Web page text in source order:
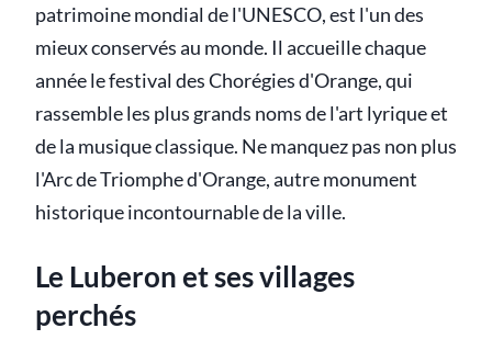
patrimoine mondial de l'UNESCO, est l'un des
mieux conservés au monde. Il accueille chaque
année le festival des Chorégies d'Orange, qui
rassemble les plus grands noms de l'art lyrique et
de la musique classique. Ne manquez pas non plus
l'Arc de Triomphe d'Orange, autre monument
historique incontournable de la ville.
Le Luberon et ses villages
perchés